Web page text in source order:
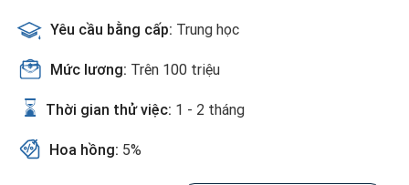
Yêu cầu bằng cấp: Trung học
Mức lương: Trên 100 triệu
Thời gian thử việc: 1 - 2 tháng
Hoa hồng: 5%